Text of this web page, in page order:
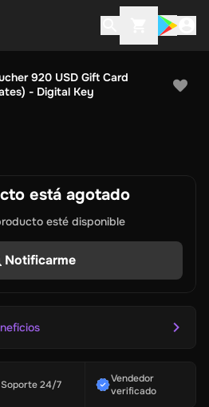
920 USD Gift Card
- Digital Key
está agotado
esté disponible
Notificarme
Soporte 24/7
Vendedor
verificado